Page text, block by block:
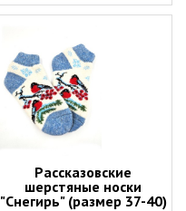
Рассказовские
шерстяные носки
"Снегирь" (размер 37-40)